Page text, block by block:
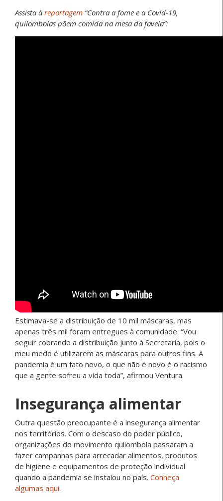
Assista à reportagem “Contra a fome e a Covid-19,
quilombolas põem comida na mesa da favela”:
Estimava-se a distribuição de 10 mil máscaras, mas
apenas três mil foram entregues à comunidade. “Vou
seguir cobrando a distribuição junto à Secretaria, pois o
meu medo é utilizarem as máscaras para outros fins. A
pandemia é um fato novo, o que não é novo é o racismo
que a gente sofreu a vida toda”, afirmou Ventura.
Insegurança alimentar
Outra questão preocupante é a insegurança alimentar
nos territórios. Com o descaso do poder público,
organizações do movimento quilombola passaram a
fazer campanhas para arrecadar alimentos, produtos
de higiene e equipamentos de proteção individual
quando a pandemia se instalou no país. Conheça
algumas aqui.